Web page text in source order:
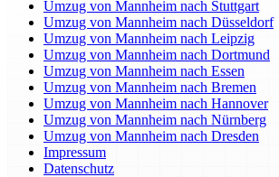
Umzug von Mannheim nach Stuttgart
Umzug von Mannheim nach Düsseldorf
Umzug von Mannheim nach Leipzig
Umzug von Mannheim nach Dortmund
Umzug von Mannheim nach Essen
Umzug von Mannheim nach Bremen
Umzug von Mannheim nach Hannover
Umzug von Mannheim nach Nürnberg
Umzug von Mannheim nach Dresden
Impressum
Datenschutz